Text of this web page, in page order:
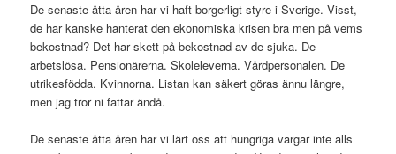
De senaste åtta åren har vi haft borgerligt styre i Sverige. Visst,
de har kanske hanterat den ekonomiska krisen bra men på vems
bekostnad? Det har skett på bekostnad av de sjuka. De
arbetslösa. Pensionärerna. Skoleleverna. Vårdpersonalen. De
utrikesfödda. Kvinnorna. Listan kan säkert göras ännu längre,
men jag tror ni fattar ändå.
De senaste åtta åren har vi lärt oss att hungriga vargar inte alls